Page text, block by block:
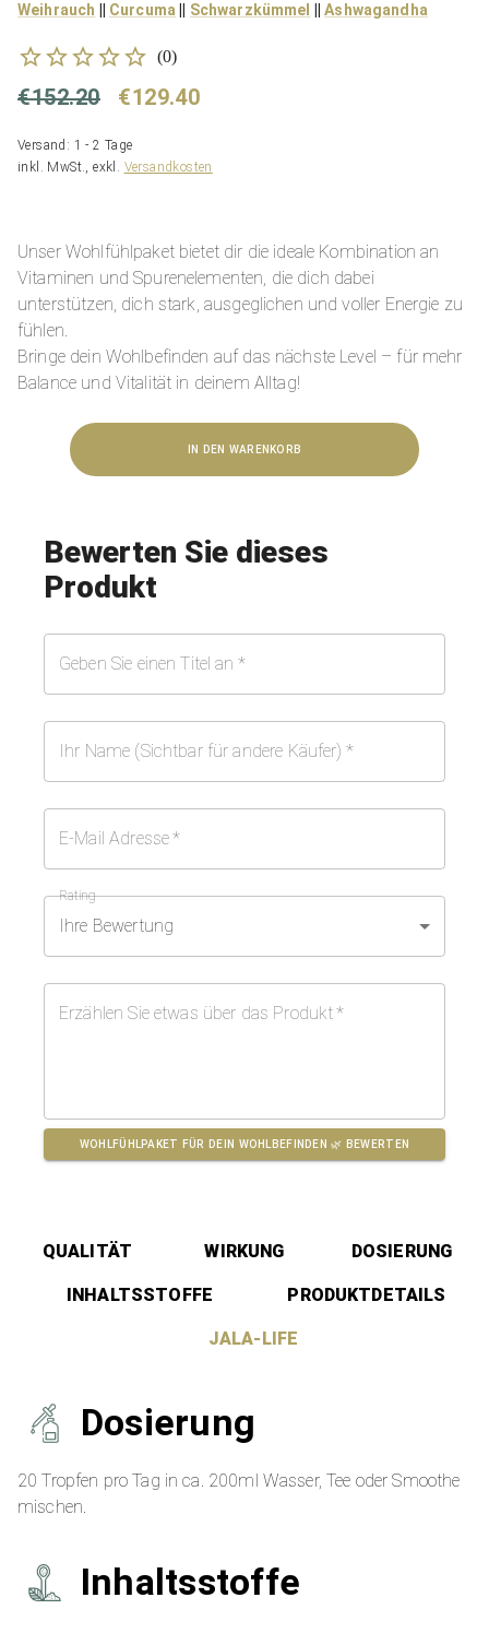
Weihrauch Curcuma Schwarzkümmel ||Ashwagandha
(0)
€152.20 €129.40
Versand: 1 - 2 Tage
inkl. MwSt., exkl. Versandkosten
Unser Wohlfühlpaket bietet dir die ideale Kombination an
Vitaminen und Spurenelementen, die dich dabei
unterstützen, dich stark, ausgeglichen und voller Energie zu
fühlen.
Bringe dein Wohlbefinden auf das nächste Level – für mehr
Balance und Vitalität in deinem Alltag!
IN DEN WARENKORB
Bewerten Sie dieses
Produkt
Geben Sie einen Titel an *
Ihr Name (Sichtbar für andere Käufer) *
E-Mail Adresse*
Rating
Ihre Bewertung
Erzählen Sie etwas über das Produkt*
WOHLFÜHLPAKET FÜR DEIN WOHLBEFINDEN 🌿 BEWERTEN
QUALITÄT WIRKUNG DOSIERUNG
INHALTSSTOFFE PRODUKTDETAILS
JALA-LIFE
Dosierung
20 Tropfen pro Tag in ca. 200ml Wasser, Tee oder Smoothe
mischen.
Inhaltsstoffe